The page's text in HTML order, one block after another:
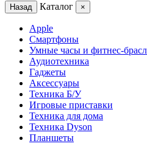
Назад Каталог ×
Apple
Смартфоны
Умные часы и фитнес-
Аудиотехника
Гаджеты
Аксессуары
Техника Б/У
Игровые приставки
Техника для дома
Техника Dyson
Планшеты